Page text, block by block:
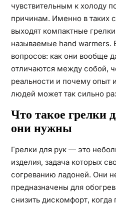
чувствительным к холоду
причинам. Именно в таких
выходят компактные
называемые hand warmers.
вопросов: как они вообще
отличаются между собой,
реальности и почему опыт
людей может так сильно
Что такое грелки
они нужны
Грелки для рук — это
изделия, задача которых
согреванию ладоней. Они
предназначены для
снизить дискомфорт,